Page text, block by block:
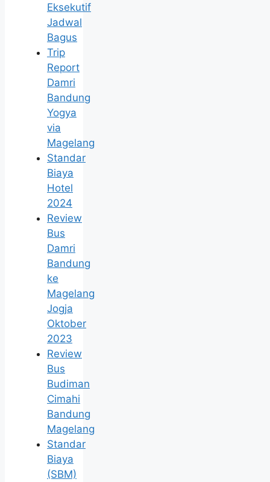
Eksekutif
Jadwal
Bagus
Trip
Report
Damri
Bandung
Yogya
via
Magelang
Standar
Biaya
Hotel
2024
Review
Bus
Damri
Bandung
ke
Magelang
Jogja
Oktober
2023
Review
Bus
Budiman
Cimahi
Bandung
Magelang
Standar
Biaya
(SBM)